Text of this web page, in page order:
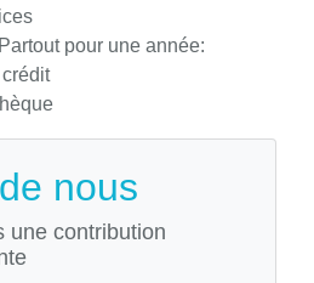
pour une année:
nous
une contribution